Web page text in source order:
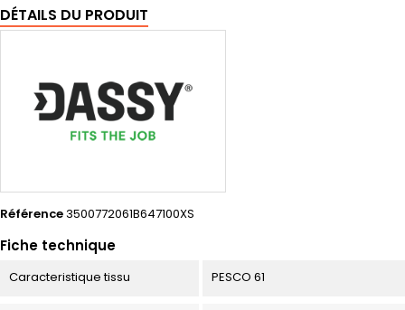
DÉTAILS DU PRODUIT
Référence3500772061B647100XS
Fiche technique
Caracteristique tissu PESCO 61